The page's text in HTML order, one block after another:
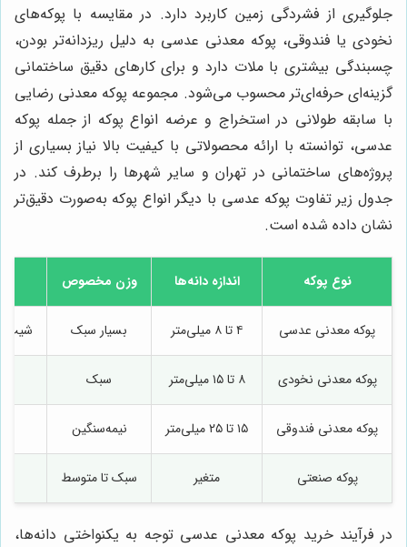
جلوگیری از فشردگی زمین کاربرد دارد. در مقایسه با پوکه‌های
نخودی یا فندوقی، پوکه معدنی عدسی به دلیل ریزدانه‌تر بودن،
چسبندگی بیشتری با ملات دارد و برای کارهای دقیق ساختمانی
گزینه‌ای حرفه‌ای‌تر محسوب می‌شود. مجموعه پوکه معدنی رضایی
با سابقه طولانی در استخراج و عرضه انواع پوکه از جمله پوکه
عدسی، توانسته با ارائه محصولاتی با کیفیت بالا نیاز بسیاری از
پروژه‌های ساختمانی در تهران و سایر شهرها را برطرف کند. در
جدول زیر تفاوت پوکه عدسی با دیگر انواع پوکه به‌صورت دقیق‌تر
نشان داده شده است.
نوع پوکه اندازه دانه‌ها وزن مخصوص
پوکه معدنی عدسی ۴ تا ۸ میلی‌متر بسیار سبک
پوکه معدنی نخودی ۸ تا ۱۵ میلی‌متر سبک
پوکه معدنی فندوقی ۱۵ تا ۲۵ میلی‌متر نیمه‌سنگین
پوکه صنعتی متغیر سبک تا متوسط
در فرآیند خرید پوکه معدنی عدسی توجه به یکنواختی دانه‌ها،